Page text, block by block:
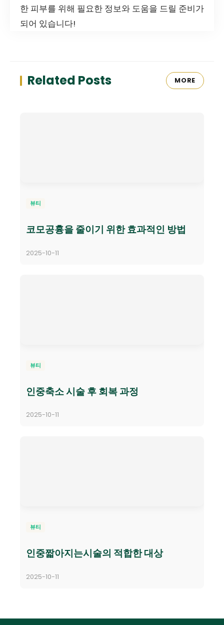
한 피부를 위해 필요한 정보와 도움을 드릴 준비가
되어 있습니다!
Related Posts MORE
뷰티
코모공흉을 줄이기 위한 효과적인 방법
2025-10-11
뷰티
인중축소 시술 후 회복 과정
2025-10-11
뷰티
인중짧아지는시술의 적합한 대상
2025-10-11